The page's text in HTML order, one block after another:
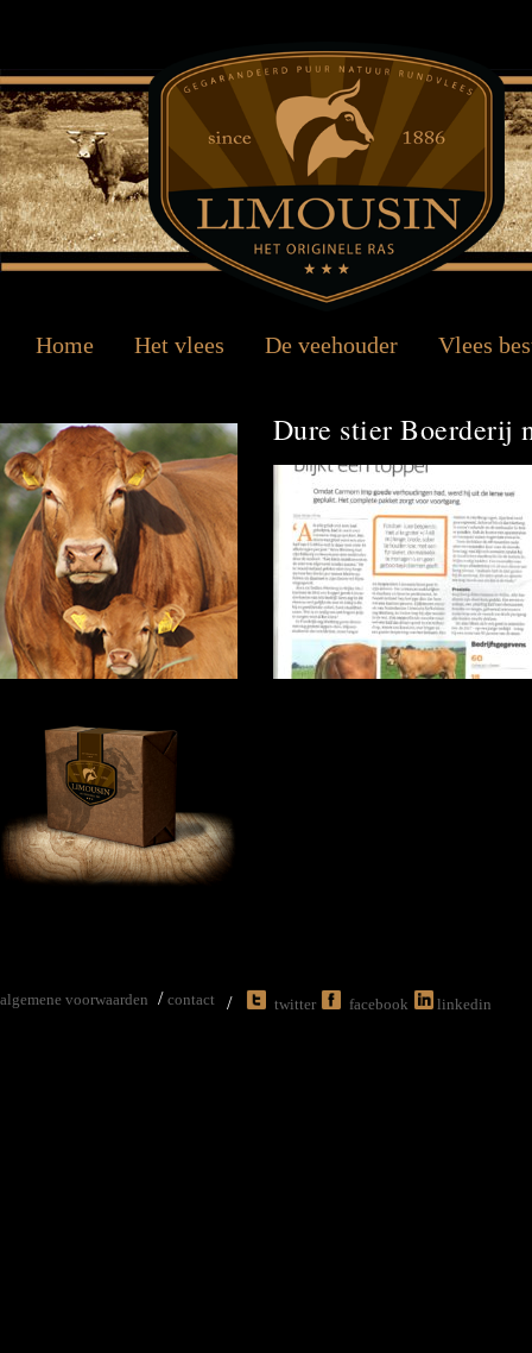
Home Het vlees De veehouder Vlees
Dure stier Boerderij
algemene voorwaarden / contact / twitter facebook linkedin